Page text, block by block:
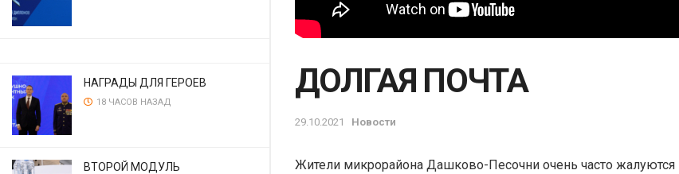
НАГРАДЫ ДЛЯ ГЕРОЕВ
18 ЧАСОВ НАЗАД
ВТОРОЙ МОДУЛЬ
ДОЛГАЯ ПОЧТА
29.10.2021 Новости
Жители микрорайона Дашково-Песочни очень часто жалуются